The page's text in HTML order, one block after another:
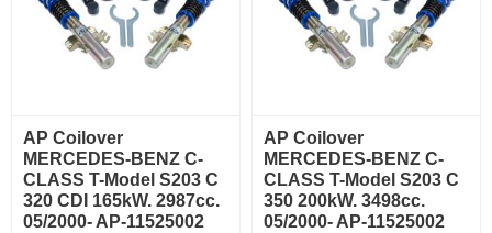
AP Coilover
MERCEDES-BENZ C-
CLASS T-Model S203 C
320 CDI 165kW. 2987cc.
05/2000- AP-11525002
AP Coilover
MERCEDES-BENZ C-
CLASS T-Model S203 C
350 200kW. 3498cc.
05/2000- AP-11525002